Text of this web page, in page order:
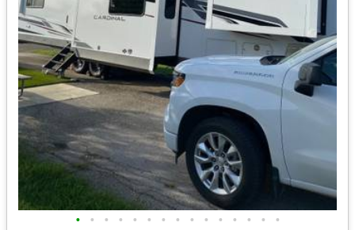
• • • • • • • • • • • • • • •